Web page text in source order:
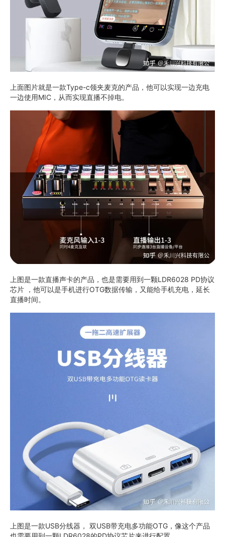
上面图片就是一款Type-c领夹麦克的产品，他可以实现一边充电
一边使用MIC，从而实现直播不掉电。
上图是一款直播声卡的产品，也是需要用到一颗LDR6028 PD协议
芯片 ，他可以是手机进行OTG数据传输，又能给手机充电，延长
直播时间。
上图是一款USB分线器， 双USB带充电多功能OTG，像这个产品